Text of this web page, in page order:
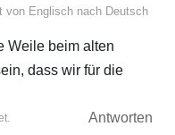
von Englisch nach Deutsch
Weile beim alten
dass wir für die
Antworten